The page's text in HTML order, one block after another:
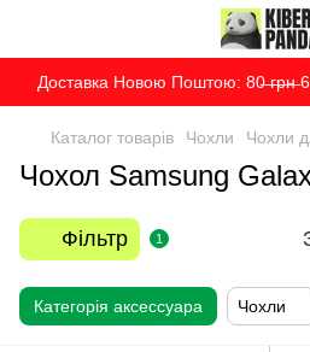
Доставка Новою Поштою: 80̶ ̶г̶р̶н̶ 65
Каталог товарів Чохли Чохли
Чохол Samsung
Фільтр 1
Категорія аксессуара Чохли